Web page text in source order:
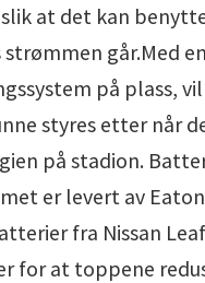
at det kan
strømmen går.Med
på plass, vil
styres etter når
på stadion.
er levert av
fra Nissan
for at toppene